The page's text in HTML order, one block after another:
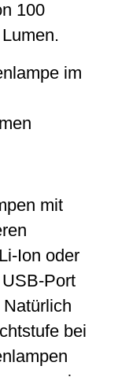
100
im
mit
Ion oder
Port
bei